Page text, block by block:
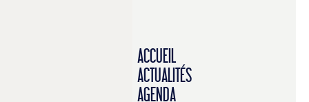
ACCUEIL
ACTUALITÉS
AGENDA